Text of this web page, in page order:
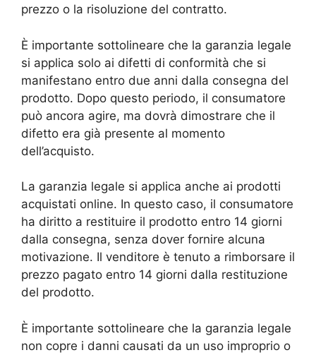
prezzo o la risoluzione del contratto.
È importante sottolineare che la garanzia legale
si applica solo ai difetti di conformità che si
manifestano entro due anni dalla consegna del
prodotto. Dopo questo periodo, il consumatore
può ancora agire, ma dovrà dimostrare che il
difetto era già presente al momento
dell’acquisto.
La garanzia legale si applica anche ai prodotti
acquistati online. In questo caso, il consumatore
ha diritto a restituire il prodotto entro 14 giorni
dalla consegna, senza dover fornire alcuna
motivazione. Il venditore è tenuto a rimborsare il
prezzo pagato entro 14 giorni dalla restituzione
del prodotto.
È importante sottolineare che la garanzia legale
non copre i danni causati da un uso improprio o